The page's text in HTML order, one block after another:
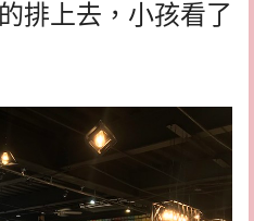
排上去，小孩看了